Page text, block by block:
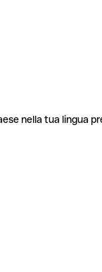
nella tua lingua